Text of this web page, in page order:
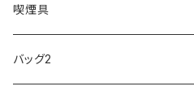
FOOTBALL WATCHES
ARCA FUTURA
BVLGARI
VANQUISH
SWAROVSKI
VIVIENNE WESTWOOD
Fashion Accessory Cllection
ISLAND
LESPORTSAC
PRADA
MAWA
その他
MONTBLANC
SWAROVSKI
OMMIX
COACH
TORAY
OMRON
MONDAINE
喫煙具
ZIPPO
バッグ2